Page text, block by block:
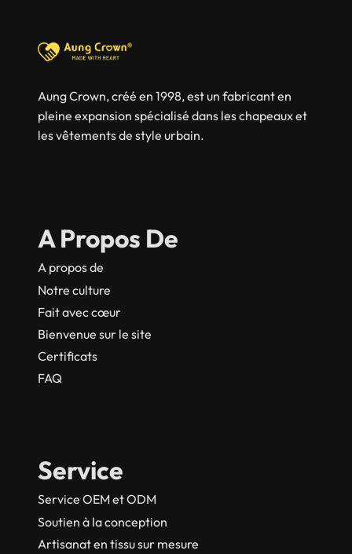
Aung Crown, créé en 1998, est un fabricant en
pleine expansion spécialisé dans les chapeaux et
les vêtements de style urbain.
A Propos De
A propos de
Notre culture
Fait avec cœur
Bienvenue sur le site
Certificats
FAQ
Service
Service OEM et ODM
Soutien à la conception
Artisanat en tissu sur mesure